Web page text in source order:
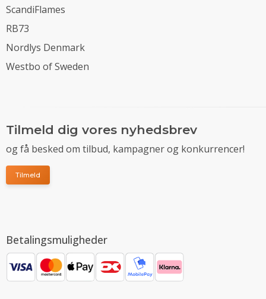
ScandiFlames
RB73
Nordlys Denmark
Westbo of Sweden
Tilmeld dig vores nyhedsbrev
og få besked om tilbud, kampagner og konkurrencer!
Tilmeld
Betalingsmuligheder